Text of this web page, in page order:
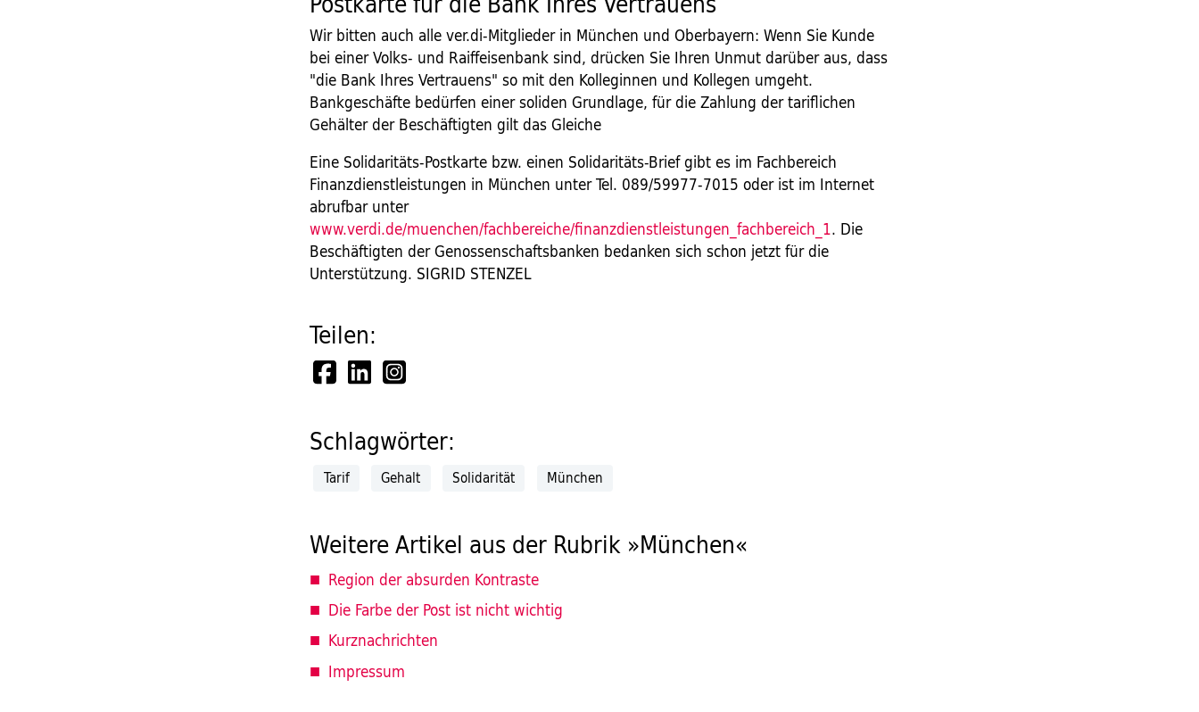
Wir bitten auch alle ver.di-Mitglieder in München und Oberbayern: Wenn Sie Kunde
bei einer Volks- und Raiffeisenbank sind, drücken Sie Ihren Unmut darüber aus, dass
"die Bank Ihres Vertrauens" so mit den Kolleginnen und Kollegen umgeht.
Bankgeschäfte bedürfen einer soliden Grundlage, für die Zahlung der tariflichen
Gehälter der Beschäftigten gilt das Gleiche
Eine Solidaritäts-Postkarte bzw. einen Solidaritäts-Brief gibt es im Fachbereich
Finanzdienstleistungen in München unter Tel. 089/59977-7015 oder ist im Internet
abrufbar unter
www.verdi.de/muenchen/fachbereiche/finanzdienstleistungen_fachbereich_1. Die
Beschäftigten der Genossenschaftsbanken bedanken sich schon jetzt für die
Unterstützung. SIGRID STENZEL
Teilen:
Schlagwörter:
Tarif Gehalt Solidarität München
Weitere Artikel aus der Rubrik »München«
Region der absurden Kontraste
Die Farbe der Post ist nicht wichtig
Kurznachrichten
Impressum